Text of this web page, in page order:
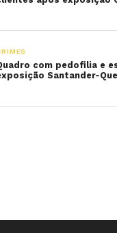
com pedofilia e
Santander-